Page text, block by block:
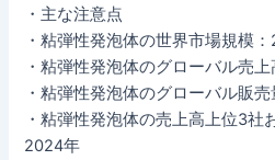
・主な注意点
・粘弾性発泡体の世界市場規模
・粘弾性発泡体のグローバル売
・粘弾性発泡体のグローバル販
・粘弾性発泡体の売上高上位3社
2024年